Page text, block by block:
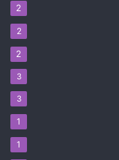
2
2
2
3
3
1
1